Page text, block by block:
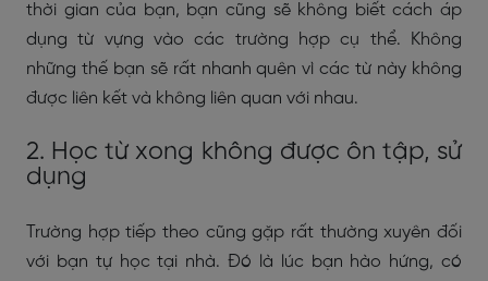
thời gian của bạn, bạn cũng sẽ không biết cách áp
dụng từ vựng vào các trường hợp cụ thể. Không
những thế bạn sẽ rất nhanh quên vì các từ này không
được liên kết và không liên quan với nhau.
2. Học từ xong không được ôn tập, sử
dụng
Trường hợp tiếp theo cũng gặp rất thường xuyên đối
với bạn tự học tại nhà. Đó là lúc bạn hào hứng, có